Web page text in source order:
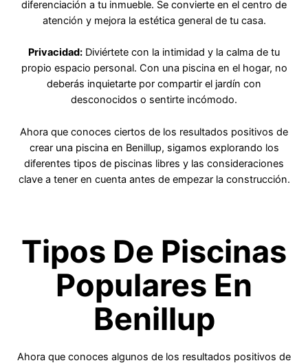
diferenciación a tu inmueble. Se convierte en el centro de
atención y mejora la estética general de tu casa.
Privacidad: Diviértete con la intimidad y la calma de tu
propio espacio personal. Con una piscina en el hogar, no
deberás inquietarte por compartir el jardín con
desconocidos o sentirte incómodo.
Ahora que conoces ciertos de los resultados positivos de
crear una piscina en Benillup, sigamos explorando los
diferentes tipos de piscinas libres y las consideraciones
clave a tener en cuenta antes de empezar la construcción.
Tipos De Piscinas
Populares En
Benillup
Ahora que conoces algunos de los resultados positivos de